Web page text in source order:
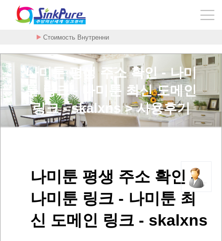
Стоимость Внутренни
나미툰 평생 주소 확인 - 나미
툰 링크 - 나미툰 최신 도메인
링크 - skalxns > 사용후기
나미툰 평생 주소 확인 -
나미툰 링크 - 나미툰 최
신 도메인 링크 - skalxns